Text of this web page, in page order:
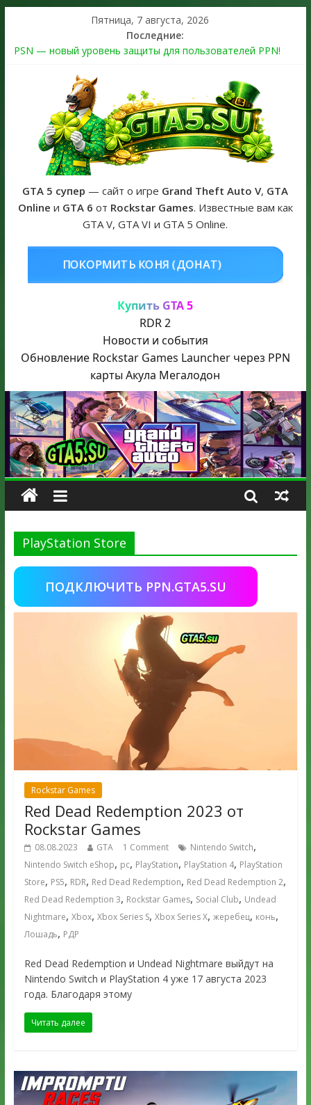
Пятница, 7 августа, 2026
Последние:
PSN — новый уровень защиты для пользователей PPN!
The Kortz Center Heist выйдет в GTA Online уже 14 июля
Регистрация в Rockstar Games Social Club ошибка #1.500.7:
как зарегистрировать аккаунт и войти без проблем в 2026
Получайте особые награды в GTA Online по программе
Fine Art Collector
GTA 6 официальная обложка игры и Предзаказ Grand Theft
Auto VI
GTA 5 супер — сайт о игре Grand Theft Auto V, GTA
Online и GTA 6 от Rockstar Games. Известные вам как
GTA V, GTA VI и GTA 5 Online.
(ДОНАТ) КУПИТЬ GTA 5
Купить GTA 5
RDR 2
Новости и события
Обновление Rockstar Games Launcher через PPN
карты Акула Мегалодон
PlayStation Store
ПОДКЛЮЧИТЬ PPN.GTA5.SU
Rockstar Games
Red Dead Redemption 2023 от
Rockstar Games
08.08.2023 GTA 1 Comment Nintendo Switch,
Nintendo Switch eShop, pc, PlayStation, PlayStation 4, PlayStation
Store, PS5, RDR, Red Dead Redemption, Red Dead Redemption 2,
Red Dead Redemption 3, Rockstar Games, Social Club, Undead
Nightmare, Xbox, Xbox Series S, Xbox Series X, жеребец, конь,
Лошадь, РДР
Red Dead Redemption и Undead Nightmare выйдут на
Nintendo Switch и PlayStation 4 уже 17 августа 2023
года. Благодаря этому
Читать далее